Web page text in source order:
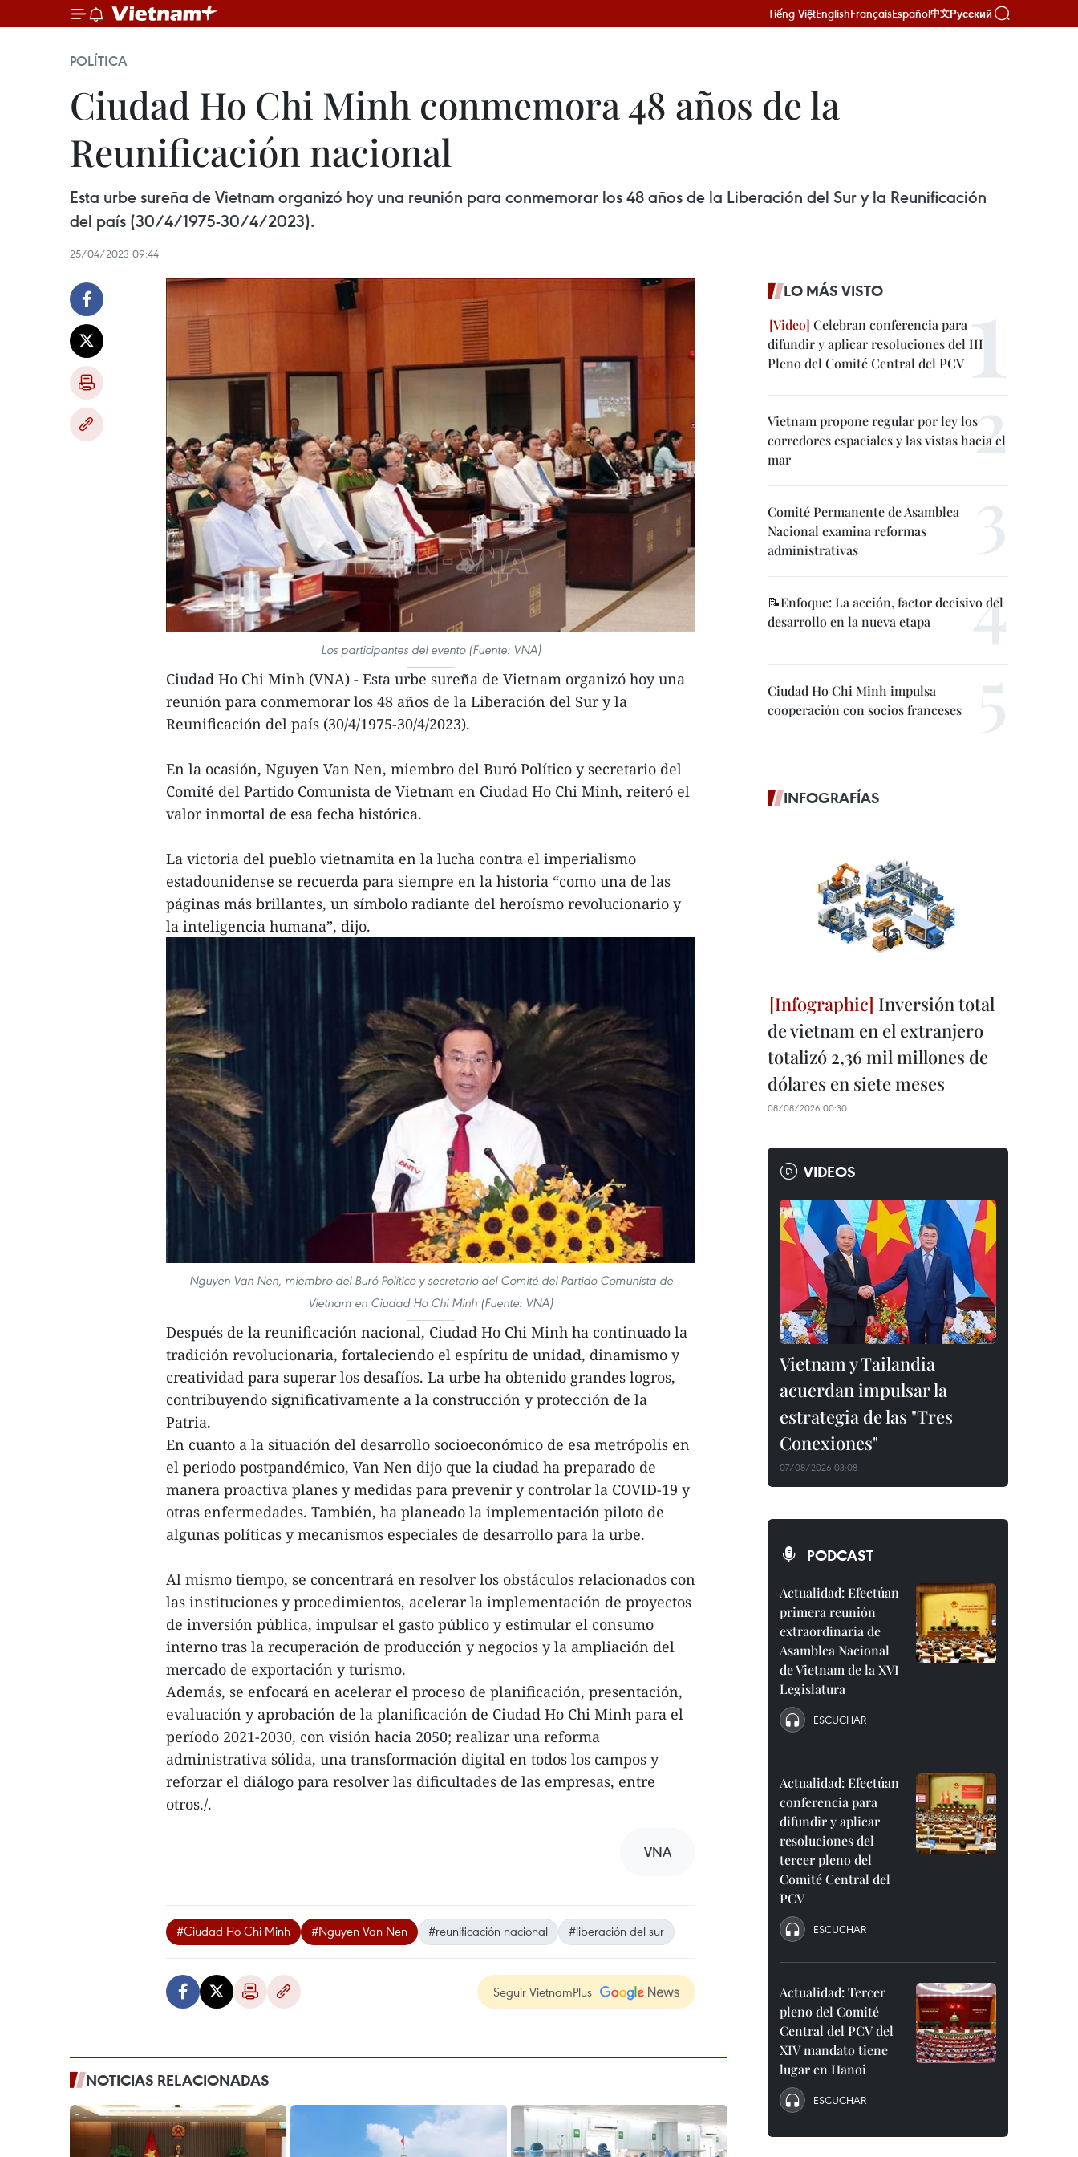
Tiếng ViệtEnglishFrançaisEspañol中文Русский
POLÍTICA
Ciudad Ho Chi Minh conmemora 48 años de la
Reunificación nacional
Esta urbe sureña de Vietnam organizó hoy una reunión para conmemorar los 48 años de la Liberación del Sur y la Reunificación
del país (30/4/1975-30/4/2023).
25/04/2023 09:44
Los participantes del evento (Fuente: VNA)
Ciudad Ho Chi Minh (VNA) - Esta urbe sureña de Vietnam organizó hoy una
reunión para conmemorar los 48 años de la Liberación del Sur y la
Reunificación del país (30/4/1975-30/4/2023).
En la ocasión, Nguyen Van Nen, miembro del Buró Político y secretario del
Comité del Partido Comunista de Vietnam en Ciudad Ho Chi Minh, reiteró el
valor inmortal de esa fecha histórica.
La victoria del pueblo vietnamita en la lucha contra el imperialismo
estadounidense se recuerda para siempre en la historia “como una de las
páginas más brillantes, un símbolo radiante del heroísmo revolucionario y
la inteligencia humana”, dijo.
Nguyen Van Nen, miembro del Buró Político y secretario del Comité del Partido Comunista de
Vietnam en Ciudad Ho Chi Minh (Fuente: VNA)
Después de la reunificación nacional, Ciudad Ho Chi Minh ha continuado la
tradición revolucionaria, fortaleciendo el espíritu de unidad, dinamismo y
creatividad para superar los desafíos. La urbe ha obtenido grandes logros,
contribuyendo significativamente a la construcción y protección de la
Patria.
En cuanto a la situación del desarrollo socioeconómico de esa metrópolis en
el periodo postpandémico, Van Nen dijo que la ciudad ha preparado de
manera proactiva planes y medidas para prevenir y controlar la COVID-19 y
otras enfermedades. También, ha planeado la implementación piloto de
algunas políticas y mecanismos especiales de desarrollo para la urbe.
Al mismo tiempo, se concentrará en resolver los obstáculos relacionados con
las instituciones y procedimientos, acelerar la implementación de proyectos
de inversión pública, impulsar el gasto público y estimular el consumo
interno tras la recuperación de producción y negocios y la ampliación del
mercado de exportación y turismo.
Además, se enfocará en acelerar el proceso de planificación, presentación,
evaluación y aprobación de la planificación de Ciudad Ho Chi Minh para el
período 2021-2030, con visión hacia 2050; realizar una reforma
administrativa sólida, una transformación digital en todos los campos y
reforzar el diálogo para resolver las dificultades de las empresas, entre
otros./.
VNA
#Ciudad Ho Chi Minh #Nguyen Van Nen #reunificación nacional #liberación del sur
Seguir VietnamPlus
NOTICIAS RELACIONADAS
LO MÁS VISTO
Celebran conferencia para
difundir y aplicar resoluciones del III
Pleno del Comité Central del PCV
Vietnam propone regular por ley los
corredores espaciales y las vistas hacia el
mar
Comité Permanente de Asamblea
Nacional examina reformas
administrativas
📝Enfoque: La acción, factor decisivo del
desarrollo en la nueva etapa
Ciudad Ho Chi Minh impulsa
cooperación con socios franceses
INFOGRAFÍAS
Inversión total
de vietnam en el extranjero
totalizó 2,36 mil millones de
dólares en siete meses
08/08/2026 00:30
VIDEOS
Vietnam y Tailandia
acuerdan impulsar la
estrategia de las "Tres
Conexiones"
07/08/2026 03:08
PODCAST
Actualidad: Efectúan
primera reunión
extraordinaria de
Asamblea Nacional
de Vietnam de la XVI
Legislatura
ESCUCHAR
Actualidad: Efectúan
conferencia para
difundir y aplicar
resoluciones del
tercer pleno del
Comité Central del
PCV
ESCUCHAR
Actualidad: Tercer
pleno del Comité
Central del PCV del
XIV mandato tiene
lugar en Hanoi
ESCUCHAR